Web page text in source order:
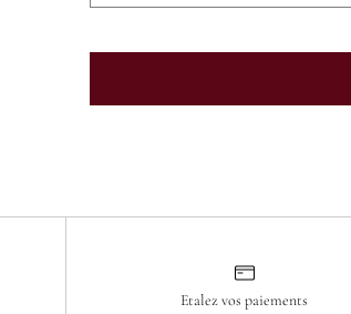
r
e
o
Etalez vos paiements